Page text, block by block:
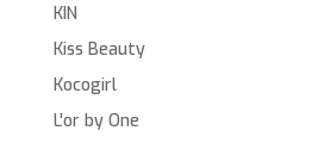
KIN
Kiss Beauty
Kocogirl
L'or by One